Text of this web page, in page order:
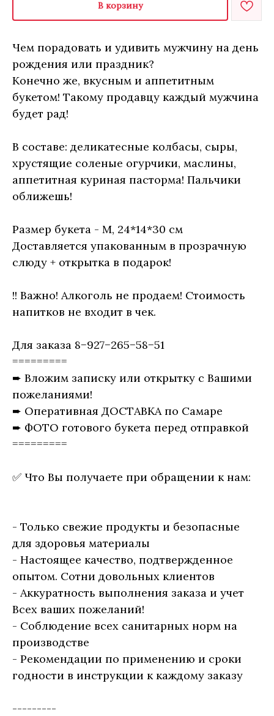
В корзину
Чем порадовать и удивить мужчину на день
рождения или праздник?
Конечно же, вкусным и аппетитным
букетом! Такому продавцу каждый мужчина
будет рад!
В составе: деликатесные колбасы, сыры,
хрустящие соленые огурчики, маслины,
аппетитная куриная пасторма! Пальчики
оближешь!
Размер букета - М, 24*14*30 см
Доставляется упакованным в прозрачную
слюду + открытка в подарок!
!! Важно! Алкоголь не продаем! Стоимость
напитков не входит в чек.
Для заказа 8−927−265−58−51
=========
➨ Вложим записку или открытку с Вашими
пожеланиями!
➨ Оперативная ДОСТАВКА по Самаре
➨ ФОТО готового букета перед отправкой
=========
✅ Что Вы получаете при обращении к нам:
- Только свежие продукты и безопасные
для здоровья материалы
- Настоящее качество, подтвержденное
опытом. Сотни довольных клиентов
- Аккуратность выполнения заказа и учет
Всех ваших пожеланий!
- Соблюдение всех санитарных норм на
производстве
- Рекомендации по применению и сроки
годности в инструкции к каждому заказу
---------